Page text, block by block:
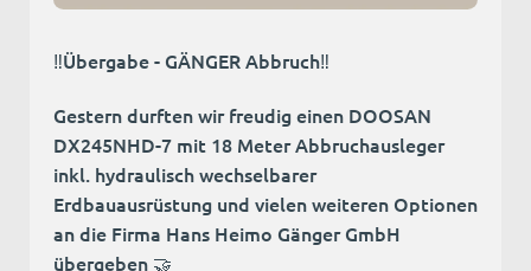
‼️Übergabe - GÄNGER Abbruch‼️
Gestern durften wir freudig einen DOOSAN
DX245NHD-7 mit 18 Meter Abbruchausleger
inkl. hydraulisch wechselbarer
Erdbauausrüstung und vielen weiteren Optionen
an die Firma Hans Heimo Gänger GmbH
übergeben 🤝